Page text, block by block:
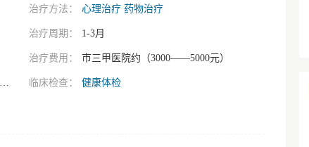
治疗方法： 心理治疗 药物治疗
治疗周期： 1-3月
治疗费用： 市三甲医院约（3000——5000元）
临床检查： 健康体检